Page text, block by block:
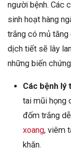
người bệnh. Các
sinh hoạt hàng
trắng có mủ tăng
dịch tiết sẽ lây
những biến
Các bệnh lý
tai mũi họng
đốm trắng
xoang, viêm
khăn.